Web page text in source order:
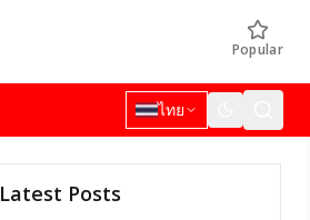
Popular
ไทย
Latest Posts